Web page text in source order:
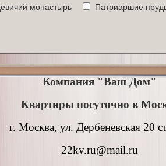
монастырь Патриаршие
Компания "Ваш Дом"
Квартиры посуточно в
г. Москва, ул. Дербеневская 20
22kv.ru@mail.ru